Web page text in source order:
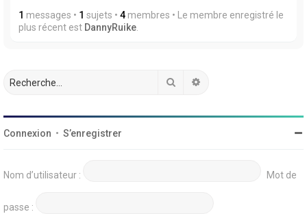
1 messages • 1 sujets • 4 membres • Le membre enregistré le
plus récent est DannyRuike
Rechercher
Connexion • S’enregistrer
Nom d’utilisateur : Mot de
passe :